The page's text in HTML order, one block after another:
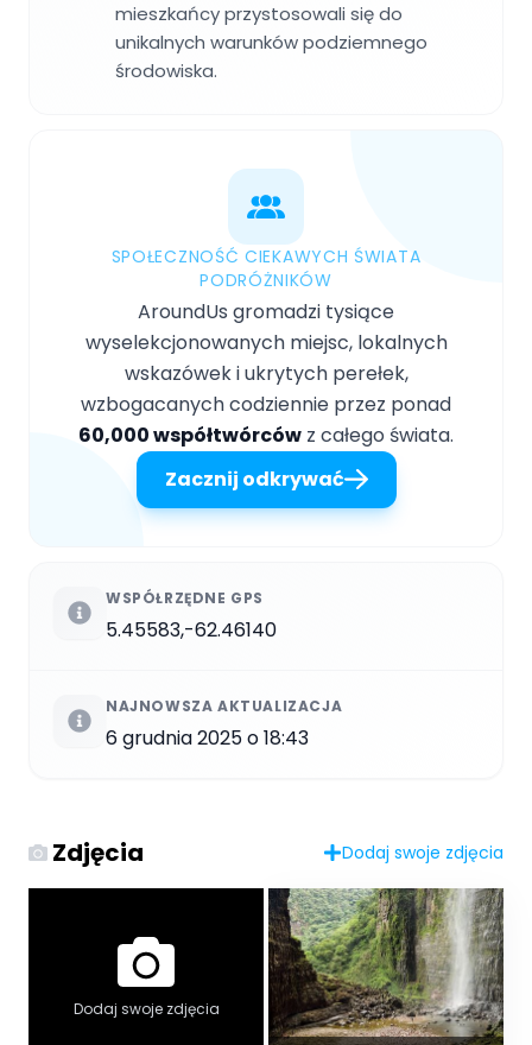
mieszkańcy przystosowali się do
unikalnych warunków podziemnego
środowiska.
SPOŁECZNOŚĆ CIEKAWYCH ŚWIATA
PODRÓŻNIKÓW
AroundUs gromadzi tysiące
wyselekcjonowanych miejsc, lokalnych
wskazówek i ukrytych perełek,
wzbogacanych codziennie przez ponad
60,000 współtwórców z całego świata.
Zacznij odkrywać
WSPÓŁRZĘDNE GPS
5.45583,-62.46140
NAJNOWSZA AKTUALIZACJA
6 grudnia 2025 o 18:43
Zdjęcia Dodaj swoje zdjęcia
Dodaj swoje zdjęcia